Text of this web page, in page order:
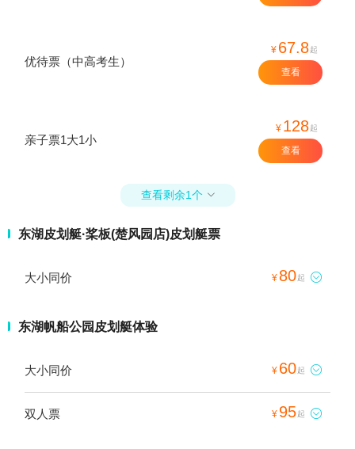
优待票（中高考生）
¥ 67.8起
查看
亲子票1大1小
¥ 128起
查看
查看剩余1个 
东湖皮划艇·桨板(楚风园店)皮划艇票
大小同价 ¥ 80起 
东湖帆船公园皮划艇体验
大小同价 ¥ 60起 
双人票 ¥ 95起 